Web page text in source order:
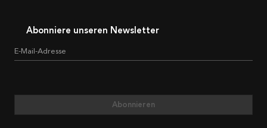
Abonniere unseren Newsletter
E-Mail-Adresse
Abonnieren